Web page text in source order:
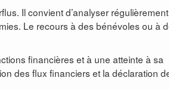
Il convient d’analyser
Le recours à des bénévoles ou à
financières et à une atteinte à sa
des flux financiers et la déclaration